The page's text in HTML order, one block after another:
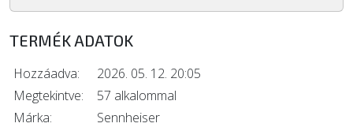
TERMÉK ADATOK
Hozzáadva:
2026. 05. 12. 20:05
Megtekintve:
57 alkalommal
Márka:
Sennheiser